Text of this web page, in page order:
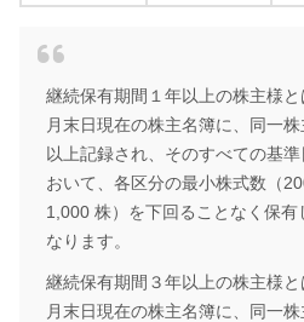
継続保有期間１年以上の株主様
月末日現在の株主名簿に、同一
以上記録され、そのすべての基
おいて、各区分の最小株式数（
1,000 株）を下回ることなく保有
なります。
継続保有期間３年以上の株主様
月末日現在の株主名簿に、同一